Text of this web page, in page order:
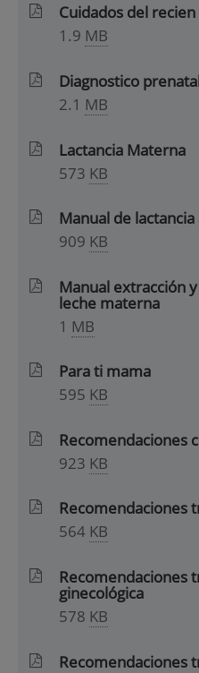
Cuidados del
1.9 MB
Diagnostico
2.1 MB
Lactancia Materna
573 KB
Manual de
909 KB
Manual extracción
leche materna
1 MB
Para ti mama
595 KB
Recomendaciones
923 KB
Recomendaciones
564 KB
Recomendaciones
ginecológica
578 KB
Recomendaciones